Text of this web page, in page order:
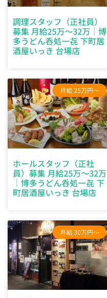
調理スタッフ（正社員）
募集 月給25万～32万｜博
多うどん呑処一㐂 下町居
酒屋いっき 台場店
月給 25万円～
ホールスタッフ（正社
員）募集 月給25万～32万
｜博多うどん呑処一㐂 下
町居酒屋いっき 台場店
月給 30万円～